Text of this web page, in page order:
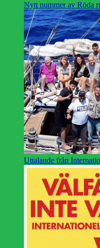
Nytt nummer av Röda
Uttalande från